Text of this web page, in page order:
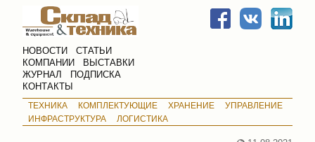
НОВОСТИ
СТАТЬИ
КОМПАНИИ
ВЫСТАВКИ
ЖУРНАЛ
ПОДПИСКА
КОНТАКТЫ
ТЕХНИКА КОМПЛЕКТУЮЩИЕ ХРАНЕНИЕ
УПРАВЛЕНИЕ
ИНФРАСТРУКТУРА
ЛОГИСТИКА